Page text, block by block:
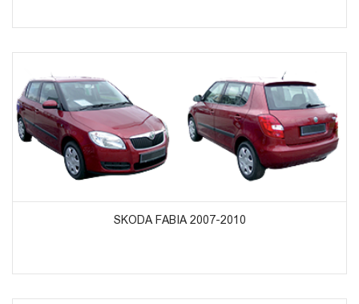
SKODA FABIA 2007-2010